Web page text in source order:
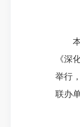
本届
《深
举行
联办